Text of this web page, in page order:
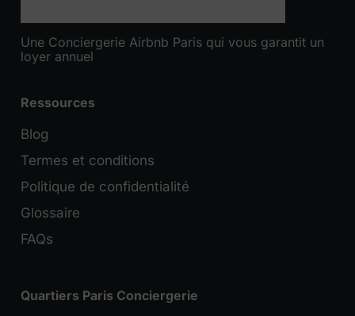
Une Conciergerie Airbnb Paris qui vous garantit un
loyer annuel
Ressources
Blog
Termes et conditions
Politique de confidentialité
Glossaire
FAQs
Quartiers Paris Conciergerie